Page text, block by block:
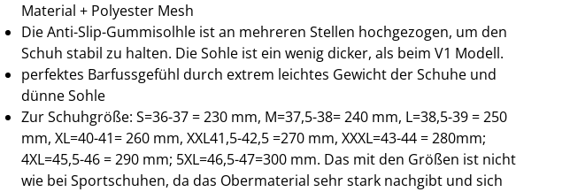
Material + Polyester Mesh
Die Anti-Slip-Gummisolhle ist an mehreren Stellen hochgezogen, um den
Schuh stabil zu halten. Die Sohle ist ein wenig dicker, als beim V1 Modell.
perfektes Barfussgefühl durch extrem leichtes Gewicht der Schuhe und
dünne Sohle
Zur Schuhgröße: S=36-37 = 230 mm, M=37,5-38= 240 mm, L=38,5-39 = 250
mm, XL=40-41= 260 mm, XXL41,5-42,5 =270 mm, XXXL=43-44 = 280mm;
4XL=45,5-46 = 290 mm; 5XL=46,5-47=300 mm. Das mit den Größen ist nicht
wie bei Sportschuhen, da das Obermaterial sehr stark nachgibt und sich